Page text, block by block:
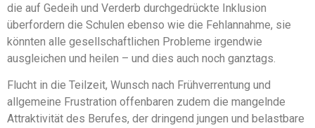
die auf Gedeih und Verderb durchgedrückte Inklusion
überfordern die Schulen ebenso wie die Fehlannahme, sie
könnten alle gesellschaftlichen Probleme irgendwie
ausgleichen und heilen – und dies auch noch ganztags.
Flucht in die Teilzeit, Wunsch nach Frühverrentung und
allgemeine Frustration offenbaren zudem die mangelnde
Attraktivität des Berufes, der dringend jungen und belastbare